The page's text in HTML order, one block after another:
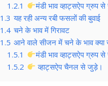
1.2.1
मंडी भाव व्हाट्सऐप ग्रुप
1.3 यह रही अन्य रबी फसलों की बुवाई
1.4 चने के भाव में गिरावट
1.5 आने वाले सीजन में चने के भाव क्या
1.5.1
मंडी भाव व्हाट्सऐप ग्रुप
1.5.2
व्हाट्सऐप चैनल से जुड़े।